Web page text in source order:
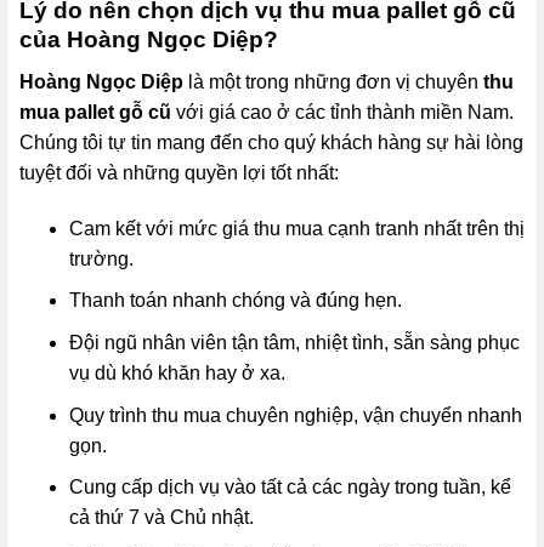
Lý do nên chọn dịch vụ thu mua pallet gỗ cũ
của Hoàng Ngọc Diệp?
Hoàng Ngọc Diệplà một trong những đơn vị chuyên thu
mua pallet gỗ cũ với giá cao ở các tỉnh thành miền Nam.
Chúng tôi tự tin mang đến cho quý khách hàng sự hài lòng
tuyệt đối và những quyền lợi tốt nhất:
Cam kết với mức giá thu mua cạnh tranh nhất trên thị
trường.
Thanh toán nhanh chóng và đúng hẹn.
Đội ngũ nhân viên tận tâm, nhiệt tình, sẵn sàng phục
vụ dù khó khăn hay ở xa.
Quy trình thu mua chuyên nghiệp, vận chuyển nhanh
gọn.
Cung cấp dịch vụ vào tất cả các ngày trong tuần, kể
cả thứ 7 và Chủ nhật.